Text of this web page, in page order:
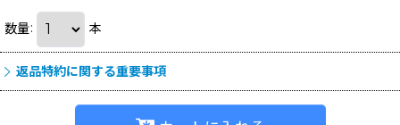
数量: 本
返品特約に関する重要事項